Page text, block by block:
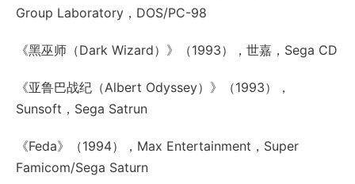
Group Laboratory，DOS/PC-98
《黑巫师（Dark Wizard）》（1993），世嘉，Sega CD
《亚鲁巴战纪（Albert Odyssey）》（1993），
Sunsoft，Sega Satrun
《Feda》（1994），Max Entertainment，Super
Famicom/Sega Saturn